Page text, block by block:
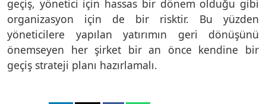
geçiş, yönetici için hassas bir dönem olduğu gibi
organizasyon için de bir risktir. Bu yüzden
yöneticilere yapılan yatırımın geri dönüşünü
önemseyen her şirket bir an önce kendine bir
geçiş strateji planı hazırlamalı.